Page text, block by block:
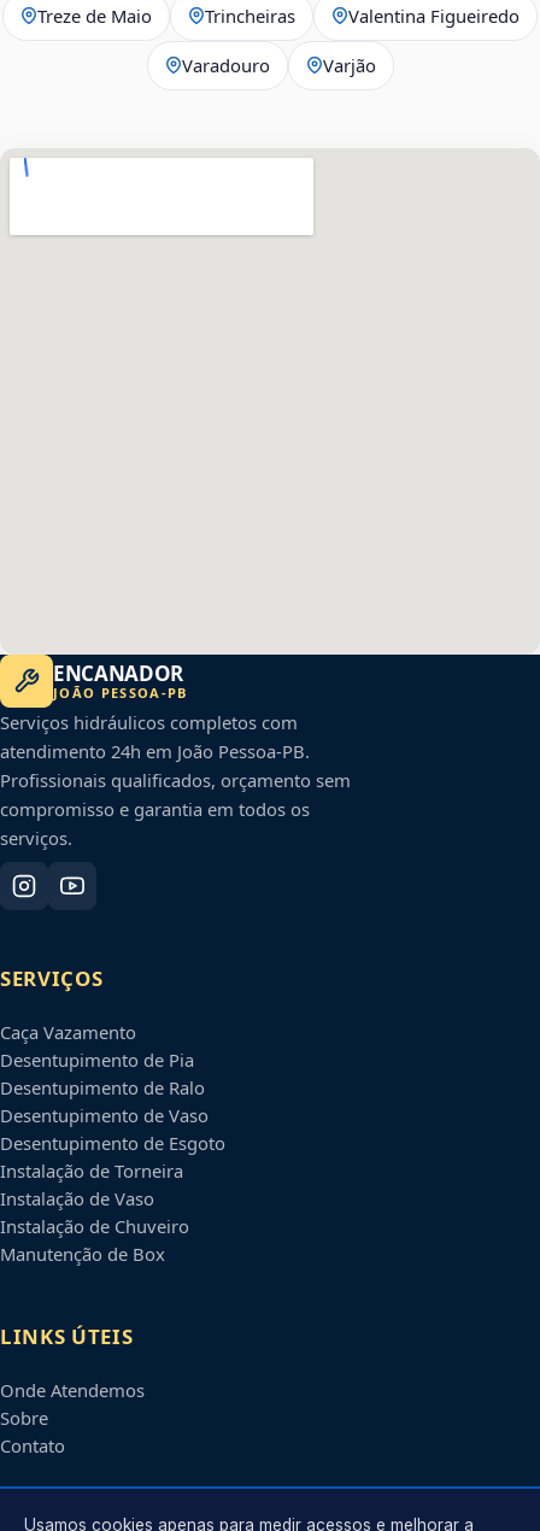
Treze de Maio Trincheiras Valentina Figueiredo
Varadouro Varjão
ENCANADOR
JOÃO PESSOA -PB
Serviços hidráulicos completos com
atendimento 24h em João Pessoa-PB.
Profissionais qualificados, orçamento sem
compromisso e garantia em todos os
serviços.
SERVIÇOS
Caça Vazamento
Desentupimento de Pia
Desentupimento de Ralo
Desentupimento de Vaso
Desentupimento de Esgoto
Instalação de Torneira
Instalação de Vaso
Instalação de Chuveiro
Manutenção de Box
LINKS ÚTEIS
Onde Atendemos
Sobre
Contato
Usamos cookies apenas para medir acessos e melhorar a